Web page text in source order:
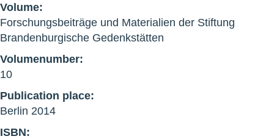
Volume:
Forschungsbeiträge und Materialien der Stiftung
Brandenburgische Gedenkstätten
Volumenumber:
10
Publication place:
Berlin 2014
ISBN: